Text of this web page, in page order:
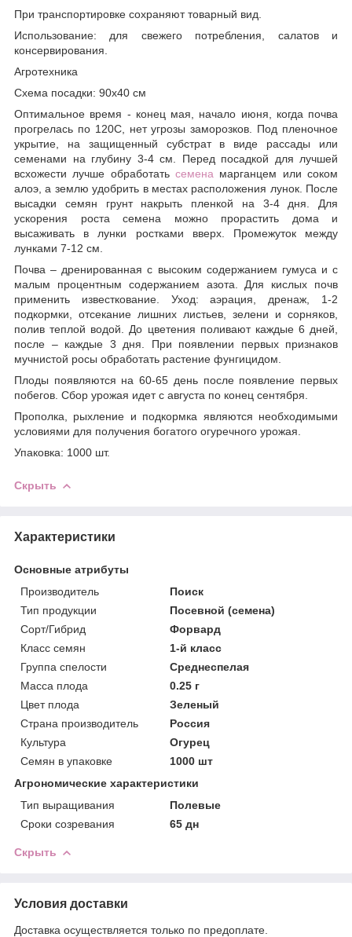
При транспортировке сохраняют товарный вид.
Использование: для свежего потребления, салатов и
консервирования.
Агротехника
Схема посадки: 90х40 см
Оптимальное время - конец мая, начало июня, когда почва
прогрелась по 120С, нет угрозы заморозков. Под пленочное
укрытие, на защищенный субстрат в виде рассады или
семенами на глубину 3-4 см. Перед посадкой для лучшей
всхожести лучше обработать семена марганцем или соком
алоэ, а землю удобрить в местах расположения лунок. После
высадки семян грунт накрыть пленкой на 3-4 дня. Для
ускорения роста семена можно прорастить дома и
высаживать в лунки ростками вверх. Промежуток между
лунками 7-12 см.
Почва – дренированная с высоким содержанием гумуса и с
малым процентным содержанием азота. Для кислых почв
применить известкование. Уход: аэрация, дренаж, 1-2
подкормки, отсекание лишних листьев, зелени и сорняков,
полив теплой водой. До цветения поливают каждые 6 дней,
после – каждые 3 дня. При появлении первых признаков
мучнистой росы обработать растение фунгицидом.
Плоды появляются на 60-65 день после появление первых
побегов. Сбор урожая идет с августа по конец сентября.
Прополка, рыхление и подкормка являются необходимыми
условиями для получения богатого огуречного урожая.
Упаковка: 1000 шт.
Скрыть
Характеристики
Основные атрибуты
Производитель
Поиск
Тип продукции
Посевной (семена)
Сорт/Гибрид
Форвард
Класс семян
1-й класс
Группа спелости
Среднеспелая
Масса плода
0.25 г
Цвет плода
Зеленый
Страна производитель
Россия
Культура
Огурец
Семян в упаковке
1000 шт
Агрономические характеристики
Тип выращивания
Полевые
Сроки созревания
65 дн
Скрыть
Условия доставки
Доставка осуществляется только по предоплате.